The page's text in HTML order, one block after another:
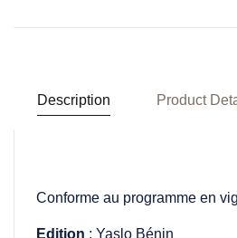
Description Product
Conforme au programme en
Edition : Yaslo Bénin